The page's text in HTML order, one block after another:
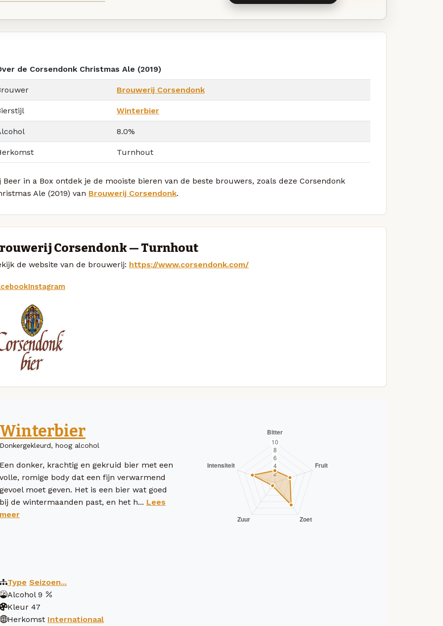
de Corsendonk Christmas Ale (2019)
Brouwerij Corsendonk
Winterbier
8.0%
Turnhout
Beer in a Box ontdek je de mooiste bieren van de beste brouwers, zoals deze Corsendonk
Ale (2019) van Brouwerij Corsendonk.
Corsendonk — Turnhout
de website van de brouwerij: https://www.corsendonk.com/
Instagram
Winterbier
Donkergekleurd, hoog alcohol
Een donker, krachtig en gekruid bier met een
volle, romige body dat een fijn verwarmend
gevoel moet geven. Het is een bier wat goed
bij de wintermaanden past, en het h... Lees
meer
Type Seizoen...
Alcohol 9
Kleur 47
Herkomst Internationaal